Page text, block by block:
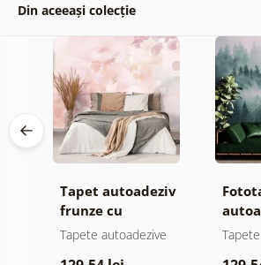
Din aceeași colecție
Tapet autoadeziv
frunze cu
atingere
Tapete autoadezive